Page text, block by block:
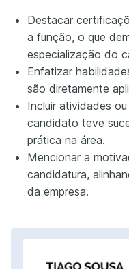
Destacar
a função, o que
especialização do
Enfatizar
são diretamente
Incluir atividades
candidato teve
prática na área.
Mencionar a
candidatura,
da empresa.